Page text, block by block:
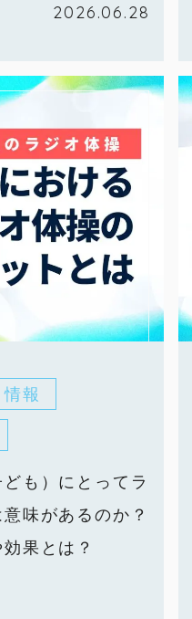
2026.06.28
報
も）にとってラ
味があるのか？
果とは？